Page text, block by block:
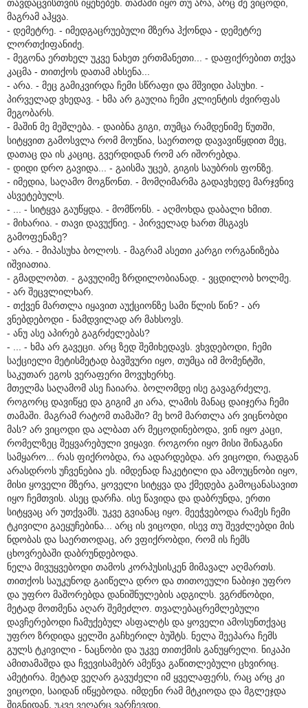
თავდაცვისთვის იყენებენ. თამაში იყო თუ არა, არც მე ვიცოდი,
მაგრამ აჰყვა.
- დემეტრე. - იმედგაცრუებული მზერა ჰქონდა - დემეტრე
ლორთქიფანიძე.
- მეგონა ერთხელ უკვე ნახეთ ერთმანეთი... - დაფიქრებით თქვა
კაცმა - თითქოს დათამ ახსენა...
- არა. - მეც გამიკვირდა ჩემი სწრაფი და მშვიდი პასუხი. -
პირველად ვხედავ. - ხმა არ გაუღია ჩემი კლიენტის ძვირფას
მეგობარს.
- მაშინ მე მეშლება. - დაიბნა გიგი, თუმცა რამდენიმე წუთში,
სიტყვით გამოსვლა რომ მოუწია, საერთოდ დავავიწყდით მეც,
დათაც და ის კაციც, გვერდიდან რომ არ იშორებდა.
- დიდი დრო გავიდა... - გაისმა უცებ, გიგის საუბრის ფონზე.
- იმედია, საღამო მოგწონთ. - მომღიმარმა გადავხედე მარჯვნივ
ასვეტებულს.
- ... - სიტყვა გაუწყდა. - მომწონს. - აღმოხდა დაბალი ხმით.
- მიხარია. - თავი დავუქნიე. - პირველად ხართ მსგავს
გამოფენაზე?
- არა. - მიპასუხა ბოლოს. - მაგრამ ასეთი კარგი ორგანიზება
იშვიათია.
- გმადლობთ. - გავუღიმე ზრდილობიანად. - ვცდილობ ხოლმე.
- არ შეცვლილხარ.
- თქვენ მართლა იყავით აუქციონზე სამი წლის წინ? - არ
ვნებდებოდი - ნამდვილად არ მახსოვს.
- ანუ ასე აპირებ გაგრძელებას?
- ... - ხმა არ გავეცი. არც ზედ შემიხედავს. ვხვდებოდი, ჩემი
საქციელი მეტისმეტად ბავშვური იყო, თუმცა იმ მომენტში,
საკუთარ ეგოს ვერაფერი მოვუხერხე.
მთელმა საღამომ ასე ჩაიარა. ბოლომდე ისე გავაგრძელე,
როგორც დავიწყე და გიგიმ კი არა, ლამის მანაც დაიჯერა ჩემი
თამაში. მაგრამ რატომ თამაში? მე ხომ მართლა არ ვიცნობდი
მას? არ ვიცოდი და ალბათ არ მეცოდინებოდა, ვინ იყო კაცი,
რომელზეც შეყვარებული ვიყავი. როგორი იყო მისი შინაგანი
სამყარო... რას ფიქრობდა, რა ადარდებდა. არ ვიცოდი, რადგან
არასდროს უჩვენებია ეს. იმდენად ჩაკეტილი და ამოუცნობი იყო,
მისი ყოველი მზერა, ყოველი სიტყვა და ქმედება გამოცანასავით
იყო ჩემთვის. ასეც დარჩა. ისე წავიდა და დაბრუნდა, ერთი
სიტყვაც არ უთქვამს. უკვე გვიანაც იყო. მეეჭვებოდა რამეს ჩემი
ტკივილი გაეყუჩებინა... არც ის ვიცოდი, ისევ თუ შევძლებდი მის
ნდობას და საერთოდაც, არ ვფიქრობდი, რომ ის ჩემს
ცხოვრებაში დაბრუნდებოდა.
ნელა მივუყვებოდი თამოს კორპუსისკენ მიმავალ აღმართს.
თითქოს საუკუნოდ გაიწელა დრო და თითოეული ნაბიჯი უფრო
და უფრო მაშორებდა დანიშნულების ადგილს. ვგრძნობდი,
მეტად მოთმენა აღარ შემეძლო. თვალებაცრემლებული
დავჩერებოდი ჩამუქებულ ასფალტს და ყოველი ამოსუნთქვაც
უფრო ზრდიდა ყელში გაჩხერილ ბუშტს. ნელა შეეპარა ჩემს
გულს ტკივილი - ნაცნობი და უკვე თითქმის განუყრელი. ნიკაპი
ამითამაშდა და ჩვევისამებრ ამეწვა გაწითლებული ცხვირიც.
ამეტირა. მეტად ვეღარ გავუძელი იმ ყველაფერს, რაც არც კი
ვიცოდი, საიდან იწყებოდა. იმდენი რამ მტკიოდა და მგლეჯდა
შიგნიდან, უკვე ვეღარც ვარჩევდი.